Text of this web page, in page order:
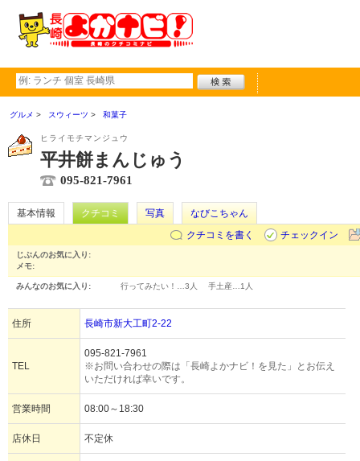
グルメ スウィーツ 和菓子
ヒライモチマンジュウ
平井餅まんじゅう
095-821-7961
基本情報 クチコミ 写真
なびこちゃん
クチコミを書く
チェックイン
じぶんのお気に入り:
メモ:
みんなのお気に入り: 行ってみたい！… 3人 手土産… 1人
住所 長崎市新大工町2-22
TEL
095-821-7961
※お問い合わせの際は「長崎よかナビ！を見た」とお伝え
いただければ幸いです。
営業時間 08:00～18:30
店休日 不定休